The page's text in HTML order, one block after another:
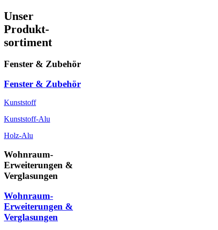
Unser
Produkt-
sortiment
Fenster & Zubehör
Fenster & Zubehör
Kunststoff
Kunststoff-Alu
Holz-Alu
Wohnraum-
Erweiterungen &
Verglasungen
Wohnraum-
Erweiterungen &
Verglasungen